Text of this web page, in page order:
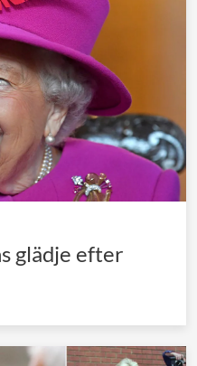
kungahuset
glädje efter